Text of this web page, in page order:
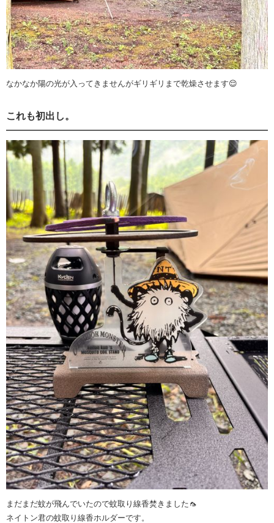
なかなか陽の光が入ってきませんがギリギリまで乾燥させます😌
これも初出し。
まだまだ蚊が飛んでいたので蚊取り線香焚きました🦟
ネイトン君の蚊取り線香ホルダーです。